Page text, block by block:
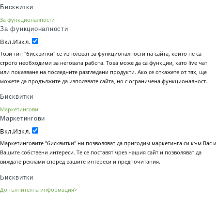
Бисквитки
За функционалности
За функционалности
Вкл.Изкл.
Този тип "бисквитки" се използват за функционалности на сайта, които не са
строго необходими за неговата работа. Това може да са функции, като live чат
или показване на последните разгледани продукти. Ако се откажете от тях, ще
можете да продължите да използвате сайта, но с ограничена функционалност.
Бисквитки
Маркетингови
Маркетингови
Вкл.Изкл.
Маркетинговите "бисквитки" ни позволяват да пригодим маркетинга си към Вас и
Вашите собствени интереси. Те се поставят чрез нашия сайт и позволяват да
виждате реклами според вашите интереси и предпочитания.
Бисквитки
Допълнителна информация>